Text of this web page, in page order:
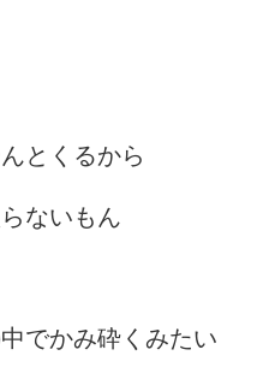
とくるから
ないもん
でかみ砕くみたい